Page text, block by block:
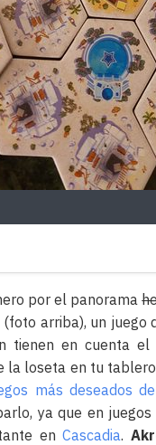
por el panorama
(foto arriba), un juego
tienen en cuenta
loseta en tu
más deseados
ya que en
enCascadia.